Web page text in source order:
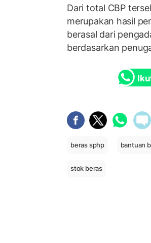
Dari total CBP
merupakan hasil
berasal dari
berdasarkan
beras sphp bantuan
stok beras